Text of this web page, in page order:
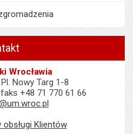
Wrocławia
Nowy Targ 1-8
+48 71 770 61 66
Klientów